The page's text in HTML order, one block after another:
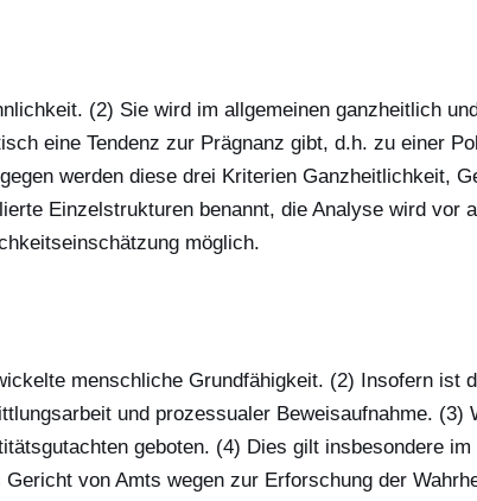
(2) Sie wird im allgemeinen ganzheitlich
eine Tendenz zur Prägnanz gibt, d.h. zu einer
werden diese drei Kriterien Ganzheitlichkeit,
Einzelstrukturen benannt, die Analyse wird vor
möglich.
menschliche Grundfähigkeit. (2) Insofern ist
und prozessualer Beweisaufnahme.
geboten. (4) Dies gilt insbesondere
von Amts wegen zur Erforschung der